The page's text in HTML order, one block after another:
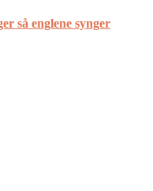
så englene synger